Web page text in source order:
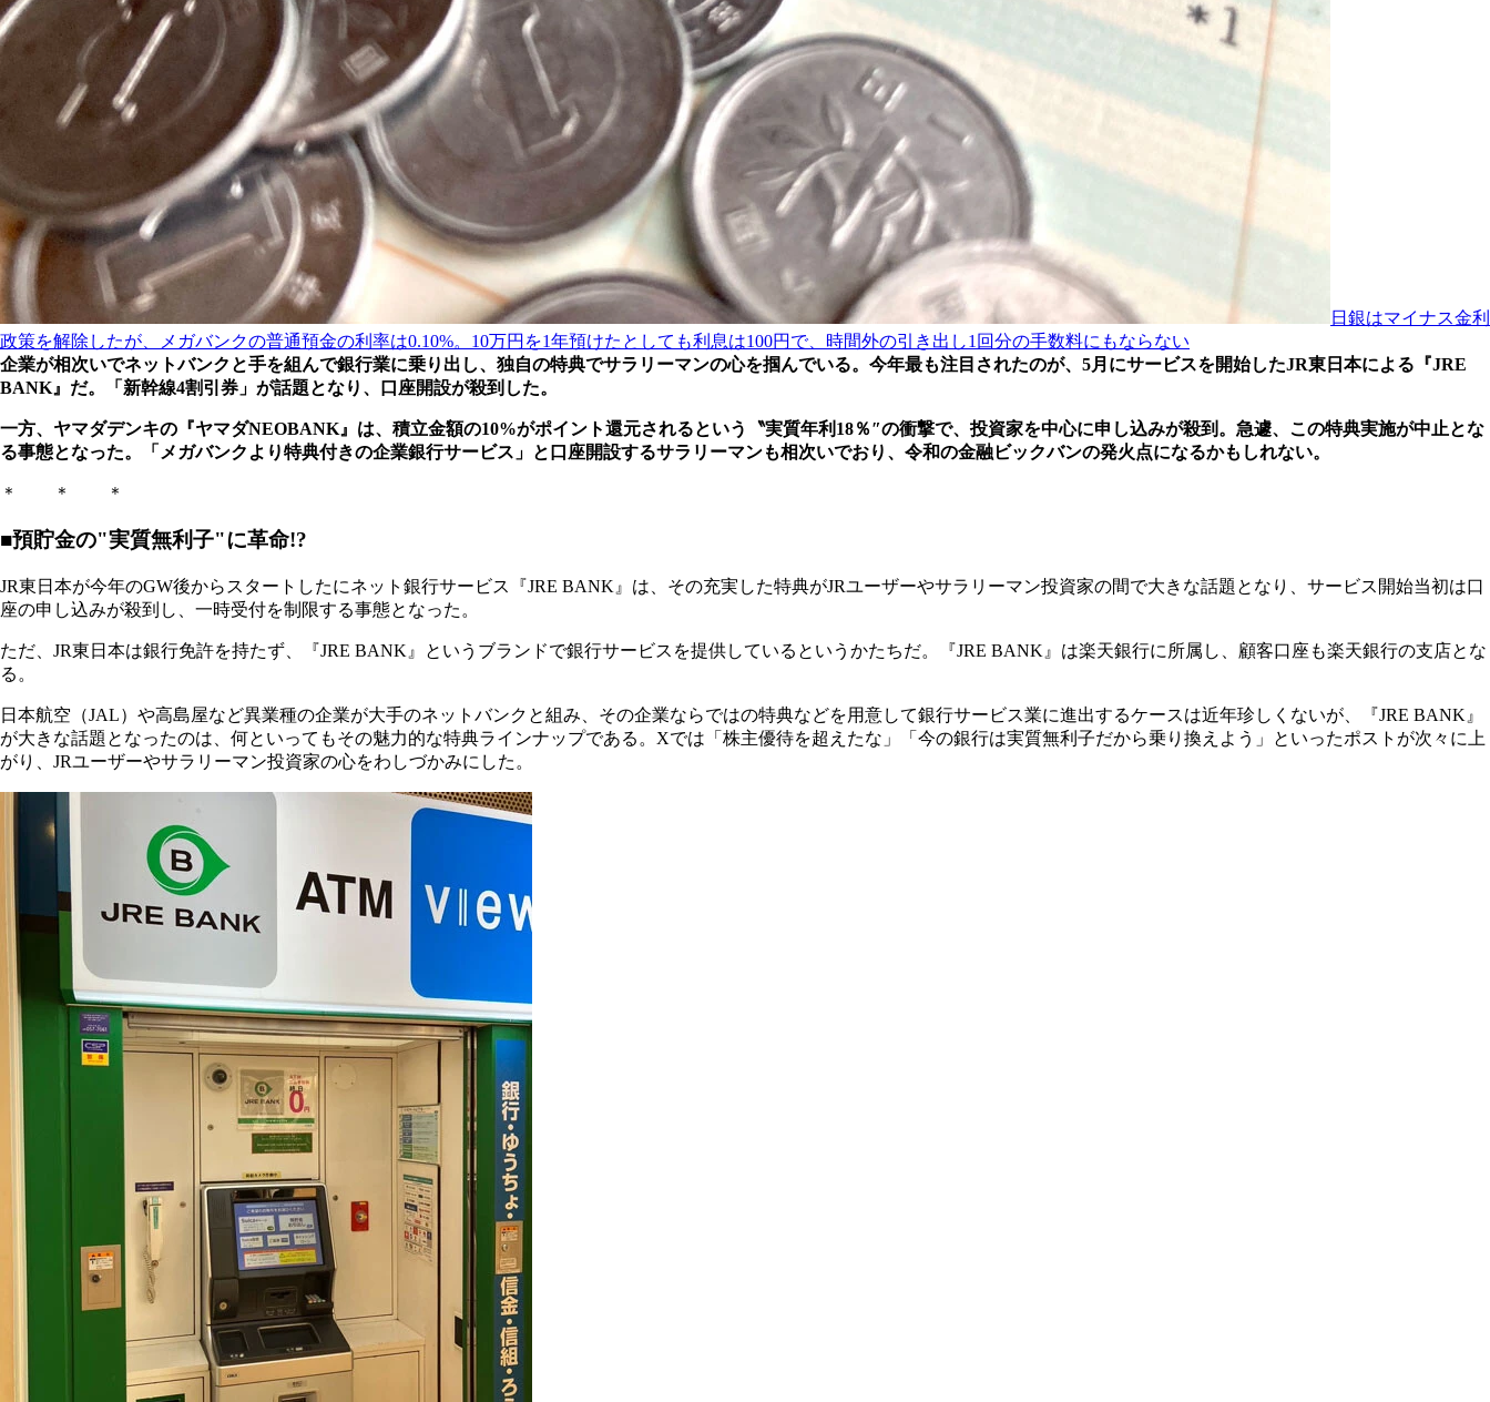
日銀はマイナス金利
政策を解除したが、メガバンクの普通預金の利率は0.10%。10万円を1年預けたとしても利息は100円で、時間外の引き出し1回分の手数料にもならない
企業が相次いでネットバンクと手を組んで銀行業に乗り出し、独自の特典でサラリーマンの心を掴んでいる。今年最も注目されたのが、5月にサービスを開始したJR東日本による『JRE
BANK』だ。「新幹線4割引券」が話題となり、口座開設が殺到した。
一方、ヤマダデンキの『ヤマダNEOBANK』は、積立金額の10%がポイント還元されるという〝実質年利18％″の衝撃で、投資家を中心に申し込みが殺到。急遽、この特典実施が中止とな
る事態となった。「メガバンクより特典付きの企業銀行サービス」と口座開設するサラリーマンも相次いでおり、令和の金融ビックバンの発火点になるかもしれない。
＊ ＊ ＊
■預貯金の"実質無利子"に革命!?
JR東日本が今年のGW後からスタートしたにネット銀行サービス『JRE BANK』は、その充実した特典がJRユーザーやサラリーマン投資家の間で大きな話題となり、サービス開始当初は口
座の申し込みが殺到し、一時受付を制限する事態となった。
ただ、JR東日本は銀行免許を持たず、『JRE BANK』というブランドで銀行サービスを提供しているというかたちだ。『JRE BANK』は楽天銀行に所属し、顧客口座も楽天銀行の支店とな
る。
日本航空（JAL）や高島屋など異業種の企業が大手のネットバンクと組み、その企業ならではの特典などを用意して銀行サービス業に進出するケースは近年珍しくないが、『JRE BANK』
が大きな話題となったのは、何といってもその魅力的な特典ラインナップである。Xでは「株主優待を超えたな」「今の銀行は実質無利子だから乗り換えよう」といったポストが次々に上
がり、JRユーザーやサラリーマン投資家の心をわしづかみにした。